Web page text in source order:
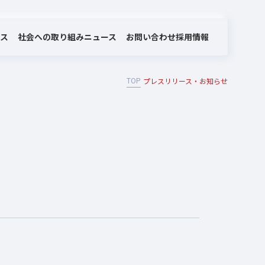
MOTEX/LANSCOPEのあゆみ
社会への取り組みニュース お問い合わせ採用情報
TOP プレスリリース・お知らせ